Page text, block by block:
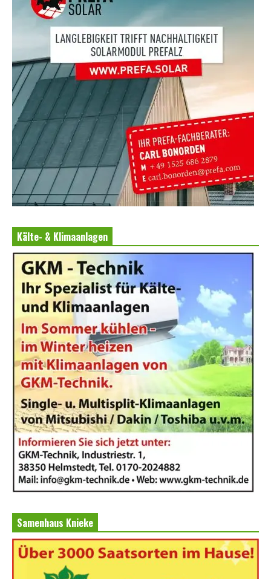
Kälte- & Klimaanlagen
Samenhaus Knieke